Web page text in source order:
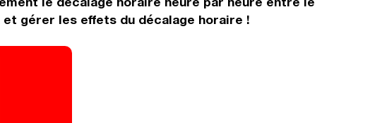
gérer les effets du décalage horaire !